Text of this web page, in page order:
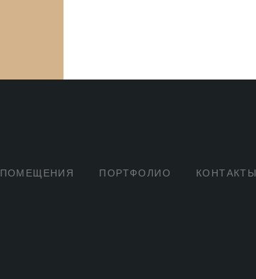
ПОМЕЩЕНИЯ ПОРТФОЛИО КОНТАКТЫ